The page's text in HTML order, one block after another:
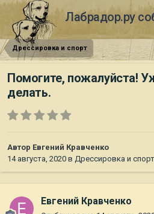
Лабрадор.ру
Дрессировка и спорт
Помогите, пожалуйста!
делать.
Автор Евгений Кравченко
14 августа, 2020 в Дрессировка и спорт
Евгений Кравченко